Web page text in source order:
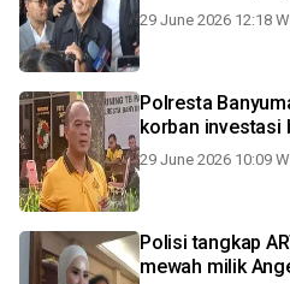
29 June 2026 12:18
Polresta
korban investasi
29 June 2026 10:09
Polisi tangkap
mewah milik